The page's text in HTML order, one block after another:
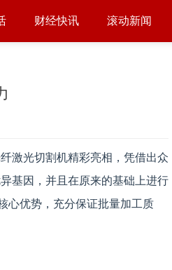
财经快讯 滚动新闻
激光切割机精彩亮相，凭借出众
基因，并且在原来的基础上进行
心优势，充分保证批量加工质